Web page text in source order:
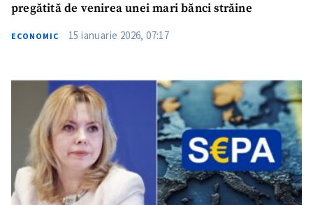
pregătită de venirea unei mari bănci străine
ECONOMIC 15 ianuarie 2026, 07:17